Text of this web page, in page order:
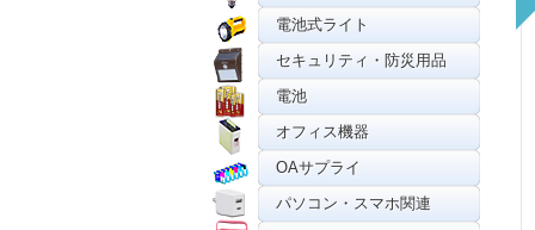
電池式ライト
セキュリティ・防災用品
電池
オフィス機器
OAサプライ
パソコン・スマホ関連